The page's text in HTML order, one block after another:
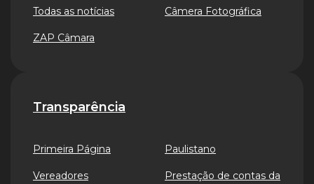
Todas as notícias
ZAP Câmara
Câmera Fotográfica
Transparência
Primeira Página
Vereadores
Paulistano
Prestação de contas da